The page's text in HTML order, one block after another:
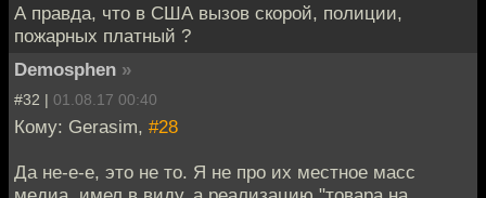
А правда, что в США вызов скорой, полиции,
пожарных платный ?
Demosphen »
#32 | 01.08.17 00:40
Кому: Gerasim, #28
Да не-е-е, это не то. Я не про их местное масс